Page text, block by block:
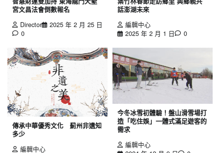
宮文昌法會倒數報名
Director
2025 年 2 月 25 日
0
話澎湖未來
編輯中心
2025 年 2 月 1 日
0
傳承中華優秀文化 薊州非遺知
多少
編輯中心
今冬冰雪初體驗！盤山滑雪場打
造「吃住娛」一體式滿足遊客的
需求
編輯中心